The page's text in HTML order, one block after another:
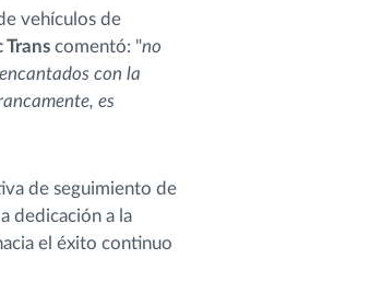
vehículos de
Trans comentó: "no
con la
es
de seguimiento de
dedicación a la
el éxito continuo